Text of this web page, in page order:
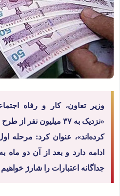
وزیر تعاون، کار و رفاه
«نزدیک به ۳۷ میلیون
ادامه دارد و بعد از آن دو
جداگانه اعتبارات را شارژ